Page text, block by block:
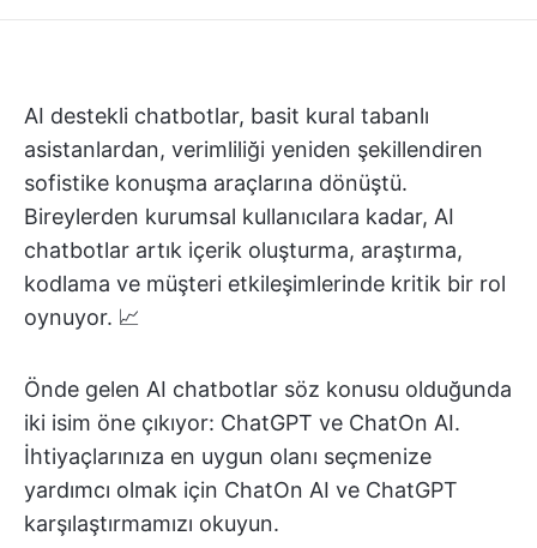
AI destekli chatbotlar, basit kural tabanlı
asistanlardan, verimliliği yeniden şekillendiren
sofistike konuşma araçlarına dönüştü.
Bireylerden kurumsal kullanıcılara kadar, AI
chatbotlar artık içerik oluşturma, araştırma,
kodlama ve müşteri etkileşimlerinde kritik bir rol
oynuyor. 📈
Önde gelen AI chatbotlar söz konusu olduğunda
iki isim öne çıkıyor: ChatGPT ve ChatOn AI.
İhtiyaçlarınıza en uygun olanı seçmenize
yardımcı olmak için ChatOn AI ve ChatGPT
karşılaştırmamızı okuyun.